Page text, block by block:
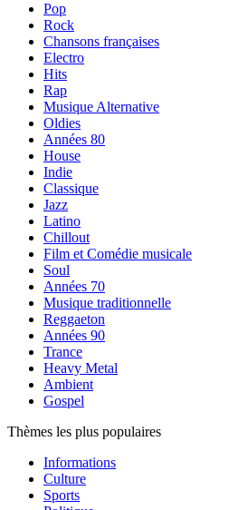
Pop
Rock
Chansons françaises
Electro
Hits
Rap
Musique Alternative
Oldies
Années 80
House
Indie
Classique
Jazz
Latino
Chillout
Film et Comédie musicale
Soul
Années 70
Musique traditionnelle
Reggaeton
Années 90
Trance
Heavy Metal
Ambient
Gospel
Thèmes les plus populaires
Informations
Culture
Sports